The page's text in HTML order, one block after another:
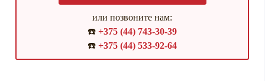
или позвоните нам:
☎️ +375 (44) 743-30-39
☎️ +375 (44) 533-92-64